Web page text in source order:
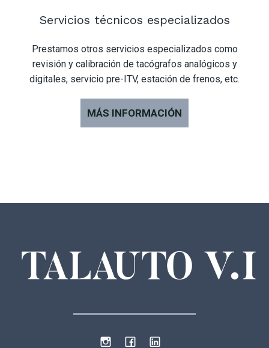
Servicios técnicos especializados
Prestamos otros servicios especializados como
revisión y calibración de tacógrafos analógicos y
digitales, servicio pre-ITV, estación de frenos, etc.
MÁS INFORMACIÓN